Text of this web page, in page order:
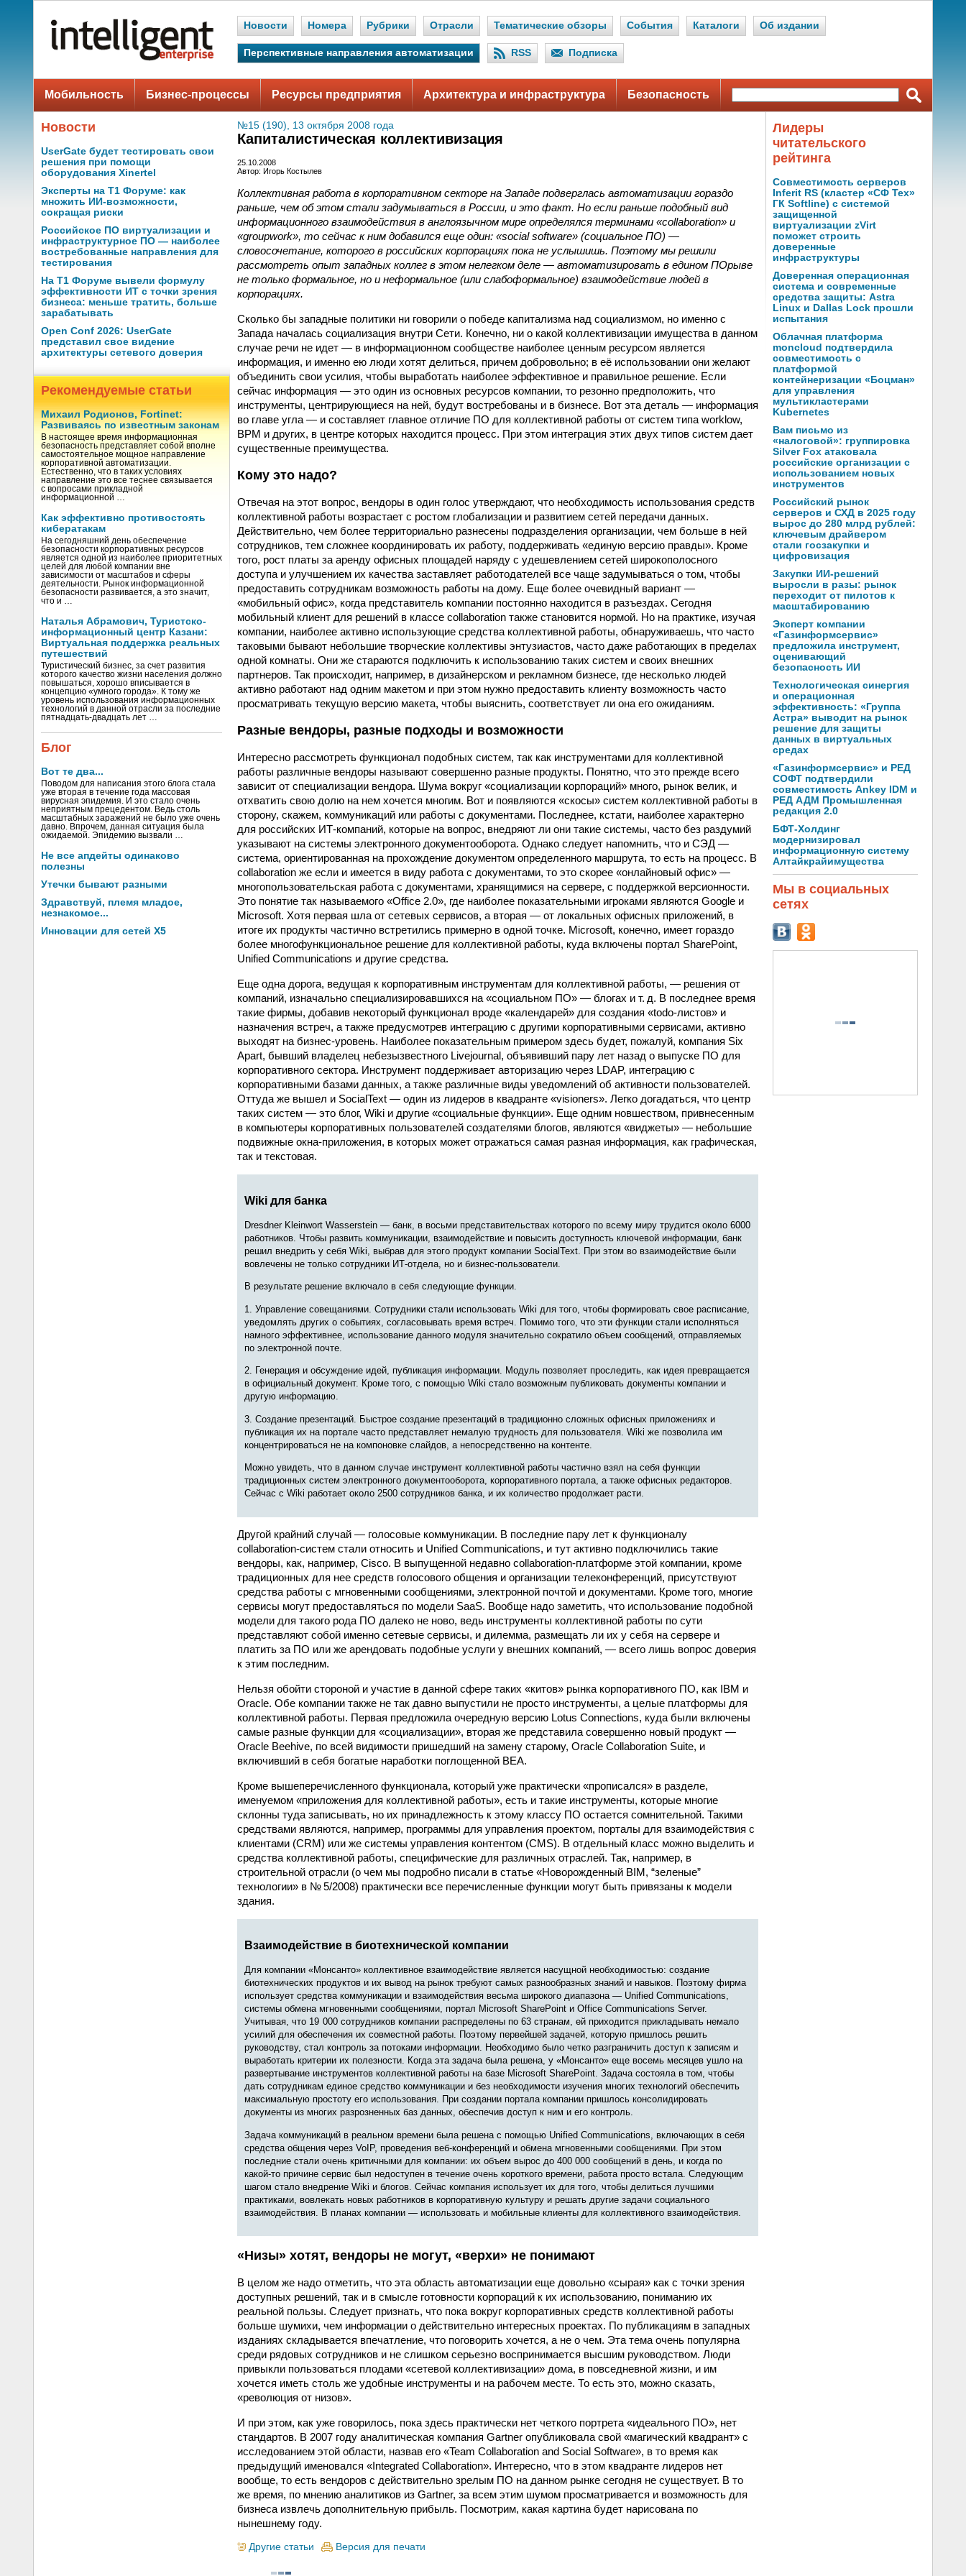
Новости Номера Рубрики Отрасли Тематические обзоры События Каталоги Об издании
Перспективные направления автоматизации RSS Подписка
Мобильность Бизнес-процессы Ресурсы предприятия Архитектура и инфраструктура Безопасность
Новости
UserGate будет тестировать свои
решения при помощи
оборудования Xinertel
Эксперты на Т1 Форуме: как
множить ИИ-возможности,
сокращая риски
Российское ПО виртуализации и
инфраструктурное ПО — наиболее
востребованные направления для
тестирования
На Т1 Форуме вывели формулу
эффективности ИТ с точки зрения
бизнеса: меньше тратить, больше
зарабатывать
Open Conf 2026: UserGate
представил свое видение
архитектуры сетевого доверия
Рекомендуемые статьи
Михаил Родионов, Fortinet:
Развиваясь по известным законам
В настоящее время информационная
безопасность представляет собой вполне
самостоятельное мощное направление
корпоративной автоматизации.
Естественно, что в таких условиях
направление это все теснее связывается
с вопросами прикладной
информационной …
Как эффективно противостоять
кибератакам
На сегодняшний день обеспечение
безопасности корпоративных ресурсов
является одной из наиболее приоритетных
целей для любой компании вне
зависимости от масштабов и сферы
деятельности. Рынок информационной
безопасности развивается, а это значит,
что и …
Наталья Абрамович, Туристско-
информационный центр Казани:
Виртуальная поддержка реальных
путешествий
Туристический бизнес, за счет развития
которого качество жизни населения должно
повышаться, хорошо вписывается в
концепцию «умного города». К тому же
уровень использования информационных
технологий в данной отрасли за последние
пятнадцать-двадцать лет …
Блог
Вот те два...
Поводом для написания этого блога стала
уже вторая в течение года массовая
вирусная эпидемия. И это стало очень
неприятным прецедентом. Ведь столь
масштабных заражений не было уже очень
давно. Впрочем, данная ситуация была
ожидаемой. Эпидемию вызвали …
Не все апдейты одинаково
полезны
Утечки бывают разными
Здравствуй, племя младое,
незнакомое...
Инновации для сетей X5
№15 (190), 13 октября 2008 года
Капиталистическая коллективизация
25.10.2008
Автор: Игорь Костылев
Коллективная работа в корпоративном секторе на Западе подверглась автоматизации гораздо
раньше, чем об этом стали задумываться в России, и это факт. Но если раньше подобный вид
информационного взаимодействия в англоязычном мире определялся терминами «collaboration» и
«groupwork», то сейчас к ним добавился еще один: «social software» (социальное ПО) —
словосочетание, которого в российских корпорациях пока не услышишь. Поэтому мы решили
рассмотреть опыт западных коллег в этом нелегком деле — автоматизировать в едином ПОрыве
не только формальное, но и неформальное (или слабоформальное) взаимодействие людей в
корпорациях.
Сколько бы западные политики ни говорили о победе капитализма над социализмом, но именно с
Запада началась социализация внутри Сети. Конечно, ни о какой коллективизации имущества в данном
случае речи не идет — в информационном сообществе наиболее ценным ресурсом является
информация, и именно ею люди хотят делиться, причем добровольно; в её использовании они желают
объединить свои усилия, чтобы выработать наиболее эффективное и правильное решение. Если
сейчас информация — это один из основных ресурсов компании, то резонно предположить, что
инструменты, центрирующиеся на ней, будут востребованы и в бизнесе. Вот эта деталь — информация
во главе угла — и составляет главное отличие ПО для коллективной работы от систем типа worklow,
BPM и других, в центре которых находится процесс. При этом интеграция этих двух типов систем дает
существенные преимущества.
Кому это надо?
Отвечая на этот вопрос, вендоры в один голос утверждают, что необходимость использования средств
коллективной работы возрастает с ростом глобализации и развитием сетей передачи данных.
Действительно, чем более территориально разнесены подразделения организации, чем больше в ней
сотрудников, тем сложнее координировать их работу, поддерживать «единую версию правды». Кроме
того, рост платы за аренду офисных площадей наряду с удешевлением сетей широкополосного
доступа и улучшением их качества заставляет работодателей все чаще задумываться о том, чтобы
предоставить сотрудникам возможность работы на дому. Еще более очевидный вариант —
«мобильный офис», когда представитель компании постоянно находится в разъездах. Сегодня
мобильный клиент для решений в классе collaboration также становится нормой. Но на практике, изучая
компании, наиболее активно использующие средства коллективной работы, обнаруживаешь, что часто
таковыми бывают небольшие творческие коллективы энтузиастов, часто даже работающих в пределах
одной комнаты. Они же стараются подключить к использованию таких систем и своих внешних
партнеров. Так происходит, например, в дизайнерском и рекламном бизнесе, где несколько людей
активно работают над одним макетом и при этом нужно предоставить клиенту возможность часто
просматривать текущую версию макета, чтобы выяснить, соответствует ли она его ожиданиям.
Разные вендоры, разные подходы и возможности
Интересно рассмотреть функционал подобных систем, так как инструментами для коллективной
работы различные вендоры называют совершенно разные продукты. Понятно, что это прежде всего
зависит от специализации вендора. Шума вокруг «социализации корпораций» много, рынок велик, и
отхватить свою долю на нем хочется многим. Вот и появляются «скосы» систем коллективной работы в
сторону, скажем, коммуникаций или работы с документами. Последнее, кстати, наиболее характерно
для российских ИТ-компаний, которые на вопрос, внедряют ли они такие системы, часто без раздумий
указывают на системы электронного документооборота. Однако следует напомнить, что и СЭД —
система, ориентированная на прохождение документом определенного маршрута, то есть на процесс. В
collaboration же если и имеется в виду работа с документами, то это скорее «онлайновый офис» —
многопользовательская работа с документами, хранящимися на сервере, с поддержкой версионности.
Это понятие так называемого «Office 2.0», где наиболее показательными игроками являются Google и
Microsoft. Хотя первая шла от сетевых сервисов, а вторая — от локальных офисных приложений, в
итоге их продукты частично встретились примерно в одной точке. Microsoft, конечно, имеет гораздо
более многофункциональное решение для коллективной работы, куда включены портал SharePoint,
Unified Communications и другие средства.
Еще одна дорога, ведущая к корпоративным инструментам для коллективной работы, — решения от
компаний, изначально специализировавшихся на «социальном ПО» — блогах и т. д. В последнее время
такие фирмы, добавив некоторый функционал вроде «календарей» для создания «todo-листов» и
назначения встреч, а также предусмотрев интеграцию с другими корпоративными сервисами, активно
выходят на бизнес-уровень. Наиболее показательным примером здесь будет, пожалуй, компания Six
Apart, бывший владелец небезызве­стного Livejournal, объявивший пару лет назад о выпуске ПО для
корпоративного сектора. Инструмент поддерживает авторизацию через LDAP, интеграцию с
корпоративными базами данных, а также различные виды уведомлений об активности пользователей.
Оттуда же вышел и SocialText — один из лидеров в квадранте «visioners». Легко догадаться, что центр
таких систем — это блог, Wiki и другие «социальные функции». Еще одним новшеством, привнесенным
в компьютеры корпоративных пользователей создателями блогов, являются «виджеты» — небольшие
подвижные окна-приложения, в которых может отражаться самая разная информация, как графическая,
так и текстовая.
Wiki для банка
Dresdner Kleinwort Wasserstein — банк, в восьми представительствах которого по всему миру трудится около 6000
работников. Чтобы развить коммуникации, взаимодействие и повысить доступность ключевой информации, банк
решил внедрить у себя Wiki, выбрав для этого продукт компании SocialText. При этом во взаимодействие были
вовлечены не только сотрудники ИТ-отдела, но и бизнес-пользователи.
В результате решение включало в себя следующие функции.
1. Управление совещаниями. Со­­труд­ники стали использовать Wiki для того, чтобы формировать свое расписание,
уведомлять других о событиях, согласовывать время встреч. Помимо того, что эти функции стали исполняться
намного эффективнее, использование данного модуля значительно сократило объем сообщений, отправляемых
по электронной почте.
2. Генерация и обсуждение идей, публикация информации. Модуль позволяет проследить, как идея превращается
в официальный документ. Кроме того, с помощью Wiki стало возможным публиковать документы компании и
другую информацию.
3. Создание презентаций. Быстрое создание презентаций в традиционно сложных офисных приложениях и
публикация их на портале часто представляет немалую трудность для пользователя. Wiki же позволила им
концентрироваться не на компоновке слайдов, а непосредственно на контенте.
Можно увидеть, что в данном случае инструмент коллективной работы частично взял на себя функции
традиционных систем электронного документооборота, корпоративного портала, а также офисных редакторов.
Сейчас с Wiki работает около 2500 сотрудников банка, и их количество продолжает расти.
Другой крайний случай — голосовые коммуникации. В последние пару лет к функционалу
collaboration‑систем стали относить и Unified Communications, и тут активно подключились такие
вендоры, как, например, Cisco. В выпущенной недавно collaboration-платформе этой компании, кроме
традиционных для нее средств голосового общения и организации телеконференций, присутствуют
средства работы с мгновенными сообщениями, электронной почтой и документами. Кроме того, многие
сервисы могут предоставляться по модели SaaS. Вообще надо заметить, что использование подобной
модели для такого рода ПО далеко не ново, ведь инструменты коллективной работы по сути
представляют собой именно сетевые сервисы, и дилемма, размещать ли их у себя на сервере и
платить за ПО или же арендовать подобные услуги у внешних компаний, — всего лишь вопрос доверия
к этим последним.
Нельзя обойти стороной и участие в данной сфере таких «китов» рынка корпоративного ПО, как IBM и
Oracle. Обе компании также не так давно выпустили не просто инструменты, а целые платформы для
коллективной работы. Первая предложила очередную версию Lotus Connections, куда были включены
самые разные функции для «социализации», вторая же представила совершенно новый продукт —
Oracle Beehive, по всей видимости пришедший на замену старому, Oracle Collaboration Suite, и
включивший в себя богатые наработки поглощенной BEA.
Кроме вышеперечисленного функционала, который уже практически «прописался» в разделе,
именуемом «приложения для коллективной работы», есть и такие инструменты, которые многие
склонны туда записывать, но их принадлежность к этому классу ПО остается сомнительной. Такими
средствами являются, например, программы для управления проектом, порталы для взаимодействия с
клиентами (CRM) или же системы управления контентом (CMS). В отдельный класс можно выделить и
средства коллективной работы, специфические для различных отраслей. Так, например, в
строительной отрасли (о чем мы подробно писали в статье «Новорожденный BIM, “зеленые”
технологии» в № 5/2008) практически все перечисленные функции могут быть привязаны к модели
здания.
Взаимодействие в биотехнической компании
Для компании «Монсанто» коллективное взаимодействие является насущной необходимостью: создание
биотехнических продуктов и их вывод на рынок требуют самых разнообразных знаний и навыков. Поэтому фирма
использует средства коммуникации и взаимодействия весьма широкого диапазона — Unified Communications,
системы обмена мгновенными сообщениями, портал Microsoft SharePoint и Office Communications Server.
Учитывая, что 19 000 сотрудников компании распределены по 63 странам, ей приходится прикладывать немало
усилий для обеспечения их совме­стной работы. Поэтому первейшей задачей, которую пришлось решить
руководству, стал контроль за потоками информации. Необходимо было четко разграничить доступ к записям и
выработать критерии их полезности. Когда эта задача была решена, у «Монсанто» еще восемь месяцев ушло на
развертывание инструментов коллективной работы на базе Microsoft SharePoint. Задача состояла в том, чтобы
дать сотрудникам единое средство коммуникации и без необходимости изучения многих технологий обеспечить
максимальную простоту его использования. При создании портала компании пришлось консолидировать
документы из многих разрозненных баз данных, обеспечив доступ к ним и его контроль.
Задача коммуникаций в реальном времени была решена с помощью Unified Communications, включающих в себя
средства общения через VoIP, проведения веб-конференций и обмена мгновенными сообщениями. При этом
последние стали очень критичными для компании: их объем вырос до 400 000 сообщений в день, и когда по
какой‑то причине сервис был недоступен в течение очень короткого времени, работа просто встала. Следующим
шагом стало внедрение Wiki и блогов. Сейчас компания использует их для того, чтобы делиться лучшими
практиками, вовлекать новых работников в корпоративную культуру и решать другие задачи социального
взаимодействия. В планах компании — использовать и мобильные клиенты для коллективного взаимодействия.
«Низы» хотят, вендоры не могут, «верхи» не понимают
В целом же надо отметить, что эта область автоматизации еще довольно «сырая» как с точки зрения
доступных решений, так и в смысле готовности корпораций к их использованию, пониманию их
реальной пользы. Следует признать, что пока вокруг корпоративных средств коллективной работы
больше шумихи, чем информации о действительно интересных проектах. По публикациям в западных
изданиях складывается впечатление, что поговорить хочется, а не о чем. Эта тема очень популярна
среди рядовых сотрудников и не слишком серьезно воспринимается высшим руководством. Люди
привыкли пользоваться плодами «сетевой коллективизации» дома, в повседневной жизни, и им
хочется иметь столь же удобные инструменты и на рабочем месте. То есть это, можно сказать,
«революция от низов».
И при этом, как уже говорилось, пока здесь практически нет четкого портрета «идеального ПО», нет
стандартов. В 2007 году аналитическая компания Gartner опубликовала свой «магический квадрант» с
исследованием этой области, назвав его «Team Collaboration and Social Software», в то время как
предыдущий именовался «Integrated Collaboration». Интересно, что в этом квадранте лидеров нет
вообще, то есть вендоров с действительно зрелым ПО на данном рынке сегодня не существует. В то
же время, по мнению аналитиков из Gartner, за всем этим шумом просматривается и возможность для
бизнеса извлечь дополнительную прибыль. Посмотрим, какая картина будет нарисована по
нынешнему году.
Другие статьи Версия для печати
Лидеры
читательского
рейтинга
Совместимость серверов
Inferit RS (кластер «СФ Тех»
ГК Softline) с системой
защищенной
виртуализации zVirt
поможет строить
доверенные
инфраструктуры
Доверенная операционная
система и современные
средства защиты: Astra
Linux и Dallas Lock прошли
испытания
Облачная платформа
moncloud подтвердила
совместимость с
платформой
контейнеризации «Боцман»
для управления
мультикластерами
Kubernetes
Вам письмо из
«налоговой»: группировка
Silver Fox атаковала
российские организации с
использованием новых
инструментов
Российский рынок
серверов и СХД в 2025 году
вырос до 280 млрд рублей:
ключевым драйвером
стали госзакупки и
цифровизация
Закупки ИИ-решений
выросли в разы: рынок
переходит от пилотов к
масштабированию
Эксперт компании
«Газинформсервис»
предложила инструмент,
оценивающий
безопасность ИИ
Технологическая синергия
и операционная
эффективность: «Группа
Астра» выводит на рынок
решение для защиты
данных в виртуальных
средах
«Газинформсервис» и РЕД
СОФТ подтвердили
совместимость Ankey IDM и
РЕД АДМ Промышленная
редакция 2.0
БФТ-Холдинг
модернизировал
информационную систему
Алтайкрайимущества
Мы в социальных
сетях